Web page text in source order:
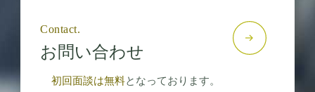
お問い合わせ
Contact.
初回面談は無料となっております。